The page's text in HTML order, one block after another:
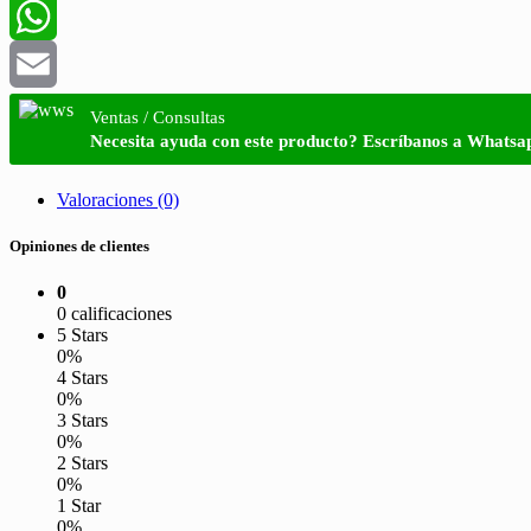
LinkedIn
WhatsApp
Email
Ventas / Consultas
Necesita ayuda con este producto? Escríbanos a
Valoraciones (0)
Opiniones de clientes
0
0 calificaciones
5 Stars
0%
4 Stars
0%
3 Stars
0%
2 Stars
0%
1 Star